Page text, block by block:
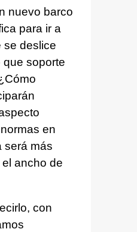
nuevo barco
para ir a
se deslice
soporte
en
será más
ancho de
con